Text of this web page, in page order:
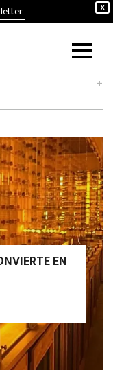
X
+
EN